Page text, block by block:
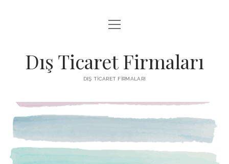
INSTAGRAM BEĞENI KASMA ÜCRETSIZ
SAYFA LISTESI
menüyü
aç
Dış Ticaret Firmaları
DIŞ TICARET FIRMALARI